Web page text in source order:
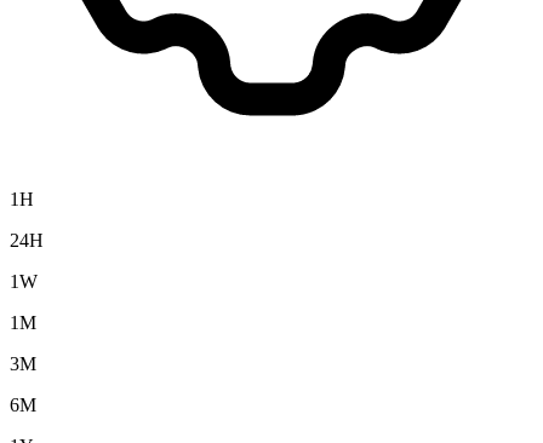
1H
24H
1W
1M
3M
6M